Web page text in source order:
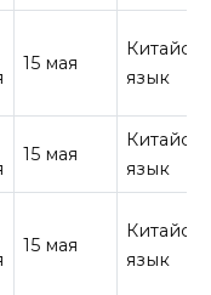
15 мая
язык
15 мая
язык
15 мая
язык